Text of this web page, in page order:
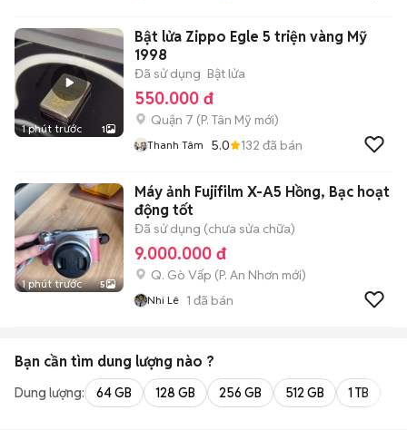
1 phút trước 1
Bật lửa Zippo Egle 5 triện vàng Mỹ
1998
Đã sử dụng Bật lửa
550.000 đ
Quận 7 (P. Tân Mỹ mới)
Thanh Tâm 5.0 132 đã bán
1 phút trước 5
Máy ảnh Fujifilm X-A5 Hồng, Bạc hoạt
động tốt
Đã sử dụng (chưa sửa chữa)
9.000.000 đ
Q. Gò Vấp (P. An Nhơn mới)
Nhi Lê 1 đã bán
Bạn cần tìm dung lượng nào ?
Dung lượng: 64 GB 128 GB 256 GB 512 GB 1 TB